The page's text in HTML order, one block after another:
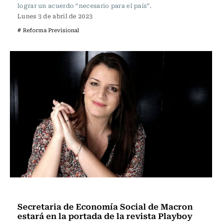
lograr un acuerdo “necesario para el país”.
Lunes 3 de abril de 2023
# Reforma Previsional
Secretaria de Economía Social de Macron
estará en la portada de la revista Playboy